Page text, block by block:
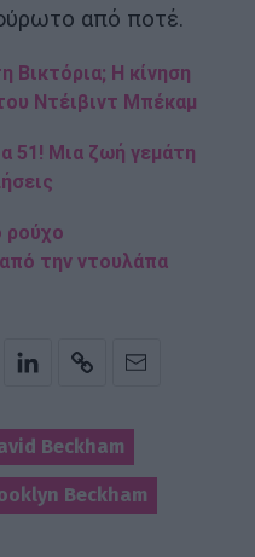
από ποτέ.
Βικτόρια; Η κίνηση
Ντέιβιντ Μπέκαμ
51! Μια ζωή γεμάτη
ρούχο
την ντουλάπα
Beckham
Beckham